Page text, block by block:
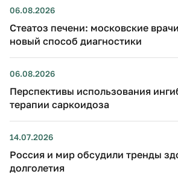
06.08.2026
Стеатоз печени: московские
новый способ диагностики
06.08.2026
Перспективы использования
терапии саркоидоза
14.07.2026
Россия и мир обсудили тренды
долголетия